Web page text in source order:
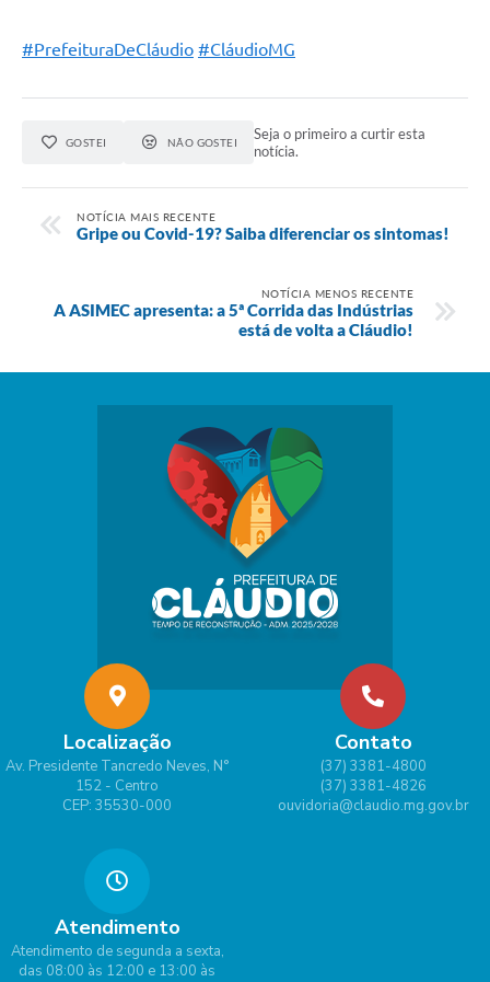
#PrefeituraDeCláudio #CláudioMG
GOSTEI NÃO GOSTEI
Seja o primeiro a curtir esta
notícia.
NOTÍCIA MAIS RECENTE
Gripe ou Covid-19? Saiba diferenciar os sintomas!
NOTÍCIA MENOS RECENTE
A ASIMEC apresenta: a 5ª Corrida das Indústrias
está de volta a Cláudio!
Localização
Av. Presidente Tancredo Neves, N°
152 - Centro
CEP: 35530-000
Contato
(37) 3381-4800
(37) 3381-4826
ouvidoria@claudio.mg.gov.br
Atendimento
Atendimento de segunda a sexta,
das 08:00 às 12:00 e 13:00 às